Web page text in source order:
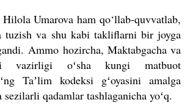
Umarova ham qo‘llab-quvvatlab,
tuzish va shu kabi takliflarni bir joyga
Ammo hozircha, Maktabgacha va
vazirligi oʻsha kungi matbuot
Taʼlim kodeksi gʻoyasini amalga
sezilarli qadamlar tashlaganicha yoʻq.